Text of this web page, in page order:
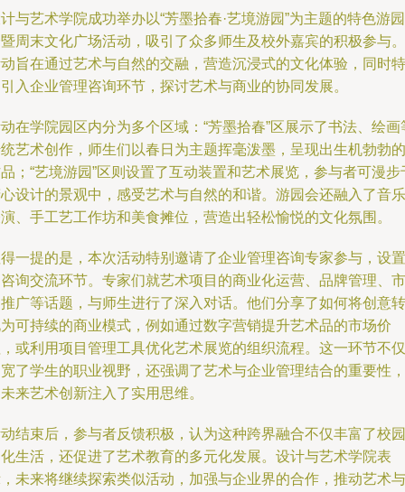
与艺术学院成功举办以“芳墨拾春·艺境游园”为主题的特色游园
周末文化广场活动，吸引了众多师生及校外嘉宾的积极参与。
旨在通过艺术与自然的交融，营造沉浸式的文化体验，同时特
入企业管理咨询环节，探讨艺术与商业的协同发展。
在学院园区内分为多个区域：“芳墨拾春”区展示了书法、绘画
艺术创作，师生们以春日为主题挥毫泼墨，呈现出生机勃勃的
；“艺境游园”区则设置了互动装置和艺术展览，参与者可漫步
设计的景观中，感受艺术与自然的和谐。游园会还融入了音乐
、手工艺工作坊和美食摊位，营造出轻松愉悦的文化氛围。
一提的是，本次活动特别邀请了企业管理咨询专家参与，设置
询交流环节。专家们就艺术项目的商业化运营、品牌管理、市
广等话题，与师生进行了深入对话。他们分享了如何将创意转
可持续的商业模式，例如通过数字营销提升艺术品的市场价
或利用项目管理工具优化艺术展览的组织流程。这一环节不仅
了学生的职业视野，还强调了艺术与企业管理结合的重要性，
来艺术创新注入了实用思维。
结束后，参与者反馈积极，认为这种跨界融合不仅丰富了校园
生活，还促进了艺术教育的多元化发展。设计与艺术学院表
未来将继续探索类似活动，加强与企业界的合作，推动艺术与